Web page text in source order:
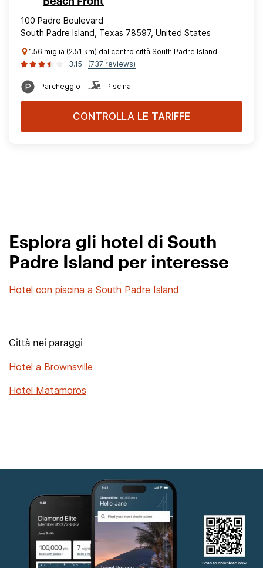
100 Padre Boulevard
South Padre Island, Texas 78597, United States
1.56 miglia (2.51 km) dal centro città South Padre Island
3.15
(737 reviews)
Parcheggio Piscina
CONTROLLA LE TARIFFE
Esplora gli hotel di South
Padre Island per interesse
Hotel con piscina a South Padre Island
Città nei paraggi
Hotel a Brownsville
Hotel Matamoros